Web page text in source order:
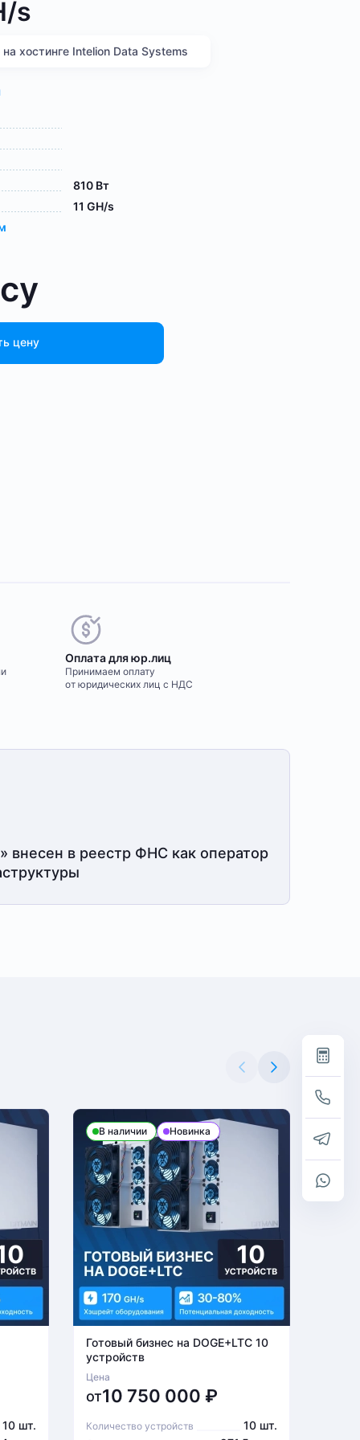
s
хостинге Intelion Data Systems
810 Вт
11 GH/s
цену
Оплата для юр.лиц
Принимаем оплату
от юридических лиц с НДС
внесен в реестр ФНС как оператор
10 шт.
В наличии Новинка
Готовый бизнес на DOGE+LTC 10
устройств
Цена
от10 750 000 ₽
Количество устройств 10 шт.